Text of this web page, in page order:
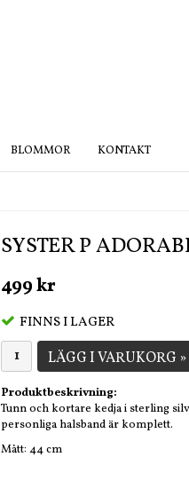
BLOMMOR KONTAKT
SYSTER P
499 kr
FINNS I LAGER
LÄGG I VARUKORG »
Produktbeskrivning:
Tunn och kortare kedja i sterling
personliga halsband är komplett.
Mått: 44 cm